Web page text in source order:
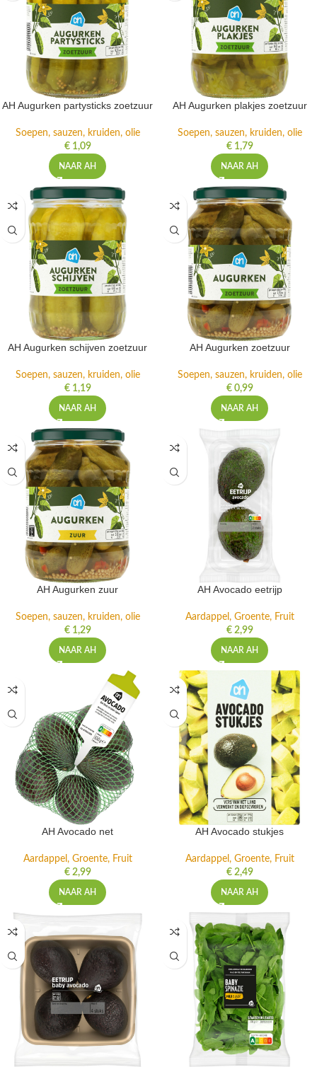
AH Augurken partysticks zoetzuur
Soepen, sauzen, kruiden, olie
€1,09
NAAR AH
AH Augurken plakjes zoetzuur
Soepen, sauzen, kruiden, olie
€1,79
NAAR AH
AH Augurken schijven zoetzuur
Soepen, sauzen, kruiden, olie
€1,19
NAAR AH
AH Augurken zoetzuur
Soepen, sauzen, kruiden, olie
€0,99
NAAR AH
AH Augurken zuur
Soepen, sauzen, kruiden, olie
€1,29
NAAR AH
AH Avocado eetrijp
Aardappel, Groente, Fruit
€2,99
NAAR AH
AH Avocado net
Aardappel, Groente, Fruit
€2,99
NAAR AH
AH Avocado stukjes
Aardappel, Groente, Fruit
€2,49
NAAR AH